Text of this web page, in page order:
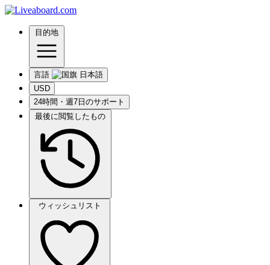
目的地
言語
USD
24時間・週7日のサポート
最後に閲覧したもの
ウィッシュリスト